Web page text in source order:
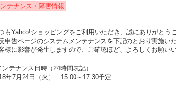
ンテナンス・障害情報
もYahoo!ショッピングをご利用いただき、誠にありがとう
申告ページのシステムメンテナンスを下記のとおり実施いた
様に影響が発生しますので、ご確認ほど、よろしくお願いい
ンテナンス日時（24時間表記）
年7月24日（火） 15:00～17:30予定